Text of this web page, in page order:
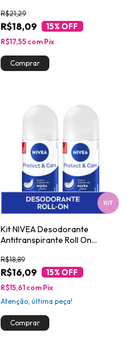
R$18,09
R$21,29
15% OFF
R$17,55 com Pix
Kit NIVEA Desodorante
Antitranspirante Roll On
R$16,09
R$18,89
15% OFF
R$15,61 com Pix
Atenção, última peça!